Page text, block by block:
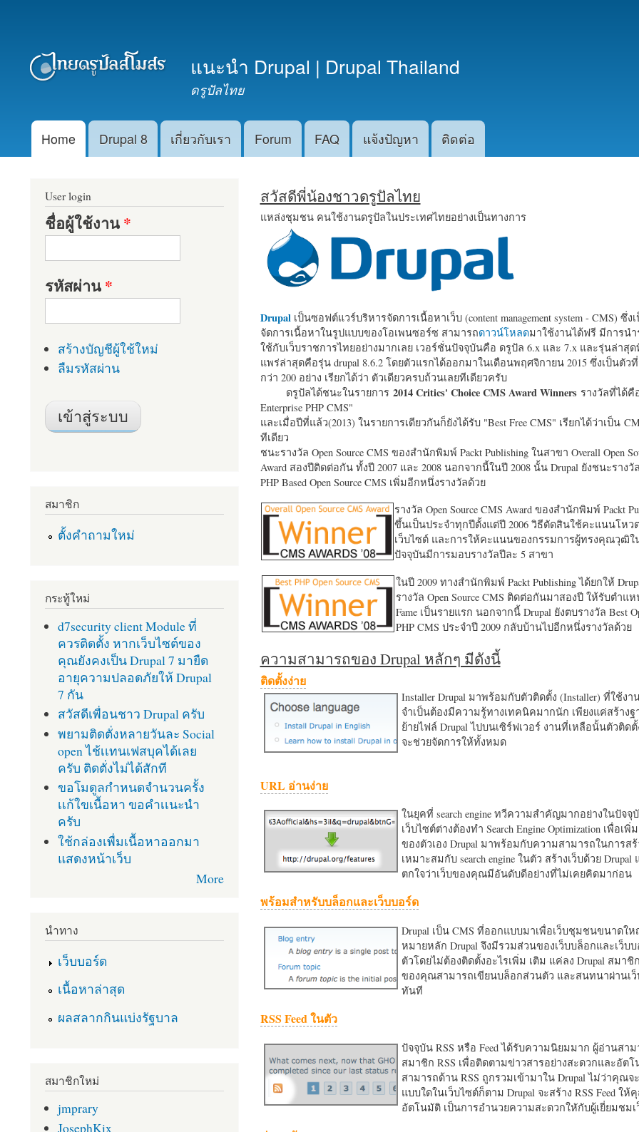
หลัก
แนะนำ Drupal | Drupal Thailand
ดรูปัลไทย
Main menu
Home Drupal 8 เกี่ยวกับเรา Forum FAQ แจ้งปัญหา ติดต่อ
สวัสดีพี่น้องชาวดรูปัลไทย
แหล่งชุมชน คนใช้งานดรูปัลในประเทศไทยอย่างเป็นทางการ
Drupalเป็นซอฟต์แวร์บริหารจัดการเนื้อหาเว็บ (content management system - CMS) ซึ่ง
จัดการเนื้อหาในรูปแบบของโอเพนซอร์ซ สามารถดาวน์โหลดมาใช้งานได้ฟรี มีการน
ใช้กับเว็บราชการไทยอย่างมากเลย เวอร์ชั่นปัจจุบันคือ ดรูปัล 6.x และ 7.x และรุ่นล่าสุด
แพร่ล่าสุดคือรุ่น drupal 8.6.2 โดยตัวแรกได้ออกมาในเดือนพฤศจิกายน 2015 ซึ่งเป็นตั
กว่า 200 อย่าง เรียกได้ว่า ตัวเดียวครบถ้วนเลยทีเดียวครับ
ดรูปัลได้ชนะในรายการ 2014 Critics' Choice CMS Award Winners รางวัลที่ได้คื
Enterprise PHP CMS"
และเมื่อปีที่แล้ว(2013) ในรายการเดียวกันก็ยังได้รับ "Best Free CMS" เรียกได้ว่าเป็น
ทีเดียว
ชนะรางวัล Open Source CMS ของสำนักพิมพ์ Packt Publishing ในสาขา Overall Open
Award สองปีติดต่อกัน ทั้งปี 2007 และ 2008 นอกจากนี้ในปี 2008 นั้น Drupal ยังชนะรางวั
PHP Based Open Source CMS เพิ่มอีกหนึ่งรางวัลด้วย
รางวัล Open Source CMS Award ของสำนักพิมพ์ Packt
ขึ้นเป็นประจำทุกปีตั้งแต่ปี 2006 วิธีตัดสินใช้คะแนนโหว
เว็บไซต์ และการให้คะแนนของกรรมการผู้ทรงคุณวุฒิใ
ปัจจุบันมีการมอบรางวัลปีละ 5 สาขา
ในปี 2009 ทางสำนักพิมพ์ Packt Publishing ได้ยกให้
รางวัล Open Source CMS ติดต่อกันมาสองปี ให้รับตำแ
Fame เป็นรายแรก นอกจากนี้ Drupal ยังตบรางวัล Best
PHP CMS ประจำปี 2009 กลับบ้านไปอีกหนึ่งรางวัลด้วย
ความสามารถของ Drupal หลักๆ มีดังนี้
ติดตั้งง่าย
Installer Drupal มาพร้อมกับตัวติดตั้ง (Installer) ที่ใช้งา
จำเป็นต้องมีความรู้ทางเทคนิคมากนัก เพียงแค่สร้าง
ย้ายไฟล์ Drupal ไปบนเซิร์ฟเวอร์ งานที่เหลือนั้นตัวติดตั้
จะช่วยจัดการให้ทั้งหมด
URL อ่านง่าย
ในยุคที่ search engine ทวีความสำคัญมากอย่างในปัจจุ
เว็บไซต์ต่างต้องทำ Search Engine Optimization เพื่อเ
ของตัวเอง Drupal มาพร้อมกับความสามารถในการสร้
เหมาะสมกับ search engine ในตัว สร้างเว็บด้วย
ตกใจว่าเว็บของคุณมีอันดับดีอย่างที่ไม่เคยคิดมาก่อน
พร้อมสำหรับบล็อกและเว็บบอร์ด
Drupal เป็น CMS ที่ออกแบบมาเพื่อเว็บชุมชนขนาดให
หมายหลัก Drupal จึงมีรวมส่วนของเว็บบล็อกและเว็บ
ตัวโดยไม่ต้องติดตั้งอะไรเพิ่ม เติม แค่ลง Drupal สมาชิ
ของคุณสามารถเขียนบล็อกส่วนตัว และสนทนาผ่านเว็
ทันที
RSS Feed ในตัว
ปัจจุบัน RSS หรือ Feed ได้รับความนิยมมาก ผู้อ่านสา
สมาชิก RSS เพื่อติดตามข่าวสารอย่างสะดวกและอัต
สามารถด้าน RSS ถูกรวมเข้ามาใน Drupal ไม่ว่าคุณจ
แบบใดในเว็บไซต์ก็ตาม Drupal จะสร้าง RSS Feed ให้
อัตโนมัติ เป็นการอำนวยความสะดวกใหักับผู้เยี่ยมชม
User login
ชื่อผู้ใช้งาน*
รหัสผ่าน*
สร้างบัญชีผู้ใช้ใหม่
ลืมรหัสผ่าน
สมาชิก
ตั้งคำถามใหม่
กระทู้ใหม่
d7security client Module ที่
ควรติดตั้ง หากเว็บไซต์ของ
คุณยังคงเป็น Drupal 7 มายืด
อายุความปลอดภัยให้ Drupal
7 กัน
สวัสดีเพื่อนชาว Drupal ครับ
พยามติดตั่งหลายวันละ Social
open ไช้เเทนเฟสบุคได้เลย
ครับ ติดตั่งไม่ได้สักที
ขอโมดูลกำหนดจำนวนครั้ง
เเก้ใขเนื้อหา ขอคำเเนะนำ
ครับ
ใช้กล่องเพื่มเนื้อหาออกมา
แสดงหน้าเว็บ
More
นำทาง
เว็บบอร์ด
เนื้อหาล่าสุด
ผลสลากกินแบ่งรัฐบาล
สมาชิกใหม่
jmprary
JosephKix